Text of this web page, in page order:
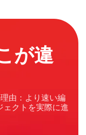
が違
由：より速い編
ェクトを実際に進